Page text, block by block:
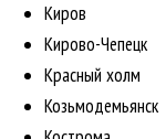
Киров
Кирово-Чепецк
Красный холм
Козьмодемьянск